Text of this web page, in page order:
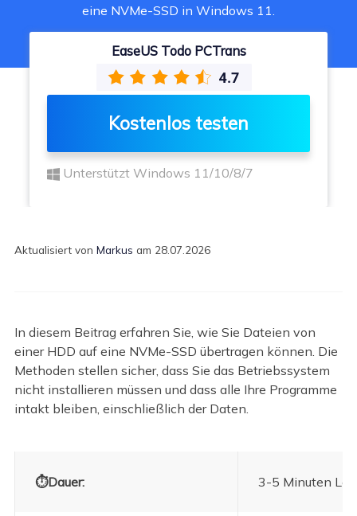
eine NVMe-SSD in Windows 11.
EaseUS Todo PCTrans
Kostenlos testen
Unterstützt Windows 11/10/8/7
Aktualisiert von Markus am 28.07.2026
In diesem Beitrag erfahren Sie, wie Sie Dateien von
einer HDD auf eine NVMe-SSD übertragen können. Die
Methoden stellen sicher, dass Sie das Betriebssystem
nicht installieren müssen und dass alle Ihre Programme
intakt bleiben, einschließlich der Daten.
⏱Dauer: 3-5 Minuten